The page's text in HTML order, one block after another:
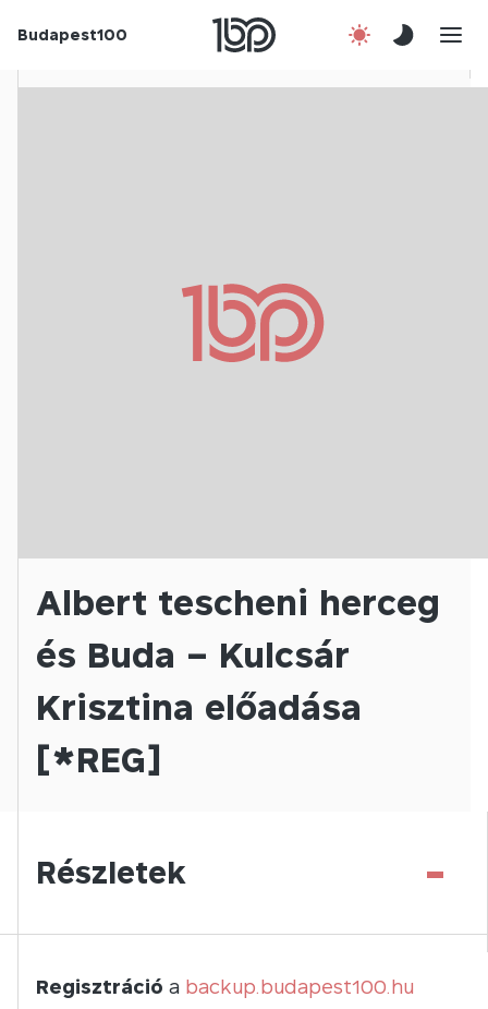
Budapest100
Albert tescheni herceg
és Buda – Kulcsár
Krisztina előadása
[*REG]
Részletek -
Regisztráció a backup.budapest100.hu